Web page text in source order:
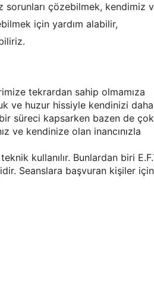
sorunları çözebilmek, kendimiz
için yardım alabilir,
tekrardan sahip olmamıza
ve huzur hissiyle kendinizi
süreci kapsarken bazen de çok
ve kendinize olan inancınızla
kullanılır. Bunlardan biri
Seanslara başvuran kişiler için